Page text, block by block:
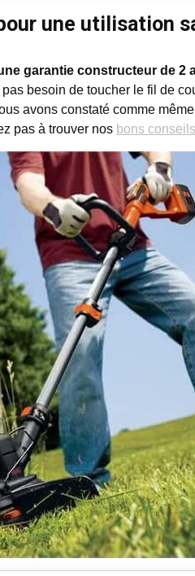
une utilisation
garantie constructeur de 2
besoin de toucher le fil de
avons constaté comme
pas à trouver nos bons conseils